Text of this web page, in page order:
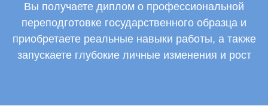
Вы получаете диплом о профессиональной
переподготовке государственного образца и
приобретаете реальные навыки работы, а также
запускаете глубокие личные изменения и рост